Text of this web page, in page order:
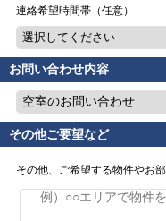
連絡希望時間帯（任意）
選択してください
お問い合わせ内容
空室のお問い合わせ
その他ご要望など
その他、ご希望する物件やお